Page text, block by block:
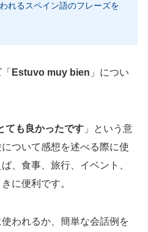
れるスペイン語のフレーズを
Estuvo muy bien 」につい
ても良かったです 」という意
ついて感想を述べる際に使
、食事、旅行、イベント、
に便利です。
われるか、簡単な会話例を